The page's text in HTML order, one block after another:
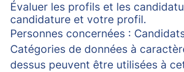
Évaluer les profils et les
candidature et votre profil.
Personnes concernées :
Catégories de données à
dessus peuvent être utilisées à